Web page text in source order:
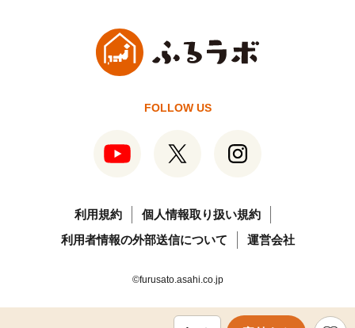
FOLLOW US
利用規約
個人情報取り扱い規約
利用者情報の外部送信について
運営会社
©furusato.asahi.co.jp